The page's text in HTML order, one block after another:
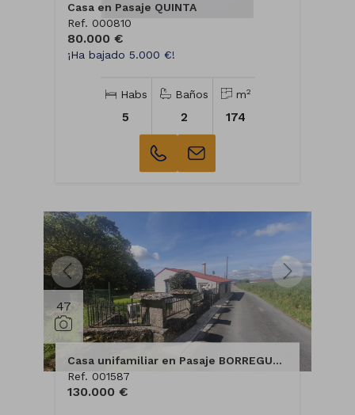
Casa en Pasaje QUINTA
Ref. 000810
80.000 €
¡Ha bajado 5.000 €!
Habs
5
Baños
2
m2
174
47
Casa unifamiliar en Pasaje BORREGUEIRO
Ref. 001587
130.000 €